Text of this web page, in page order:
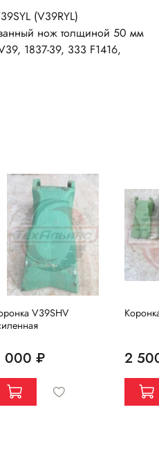
(V39RYL)
нож толщиной 50 мм
1837-39, 333 F1416,
V39SHV
000 ₽ 2